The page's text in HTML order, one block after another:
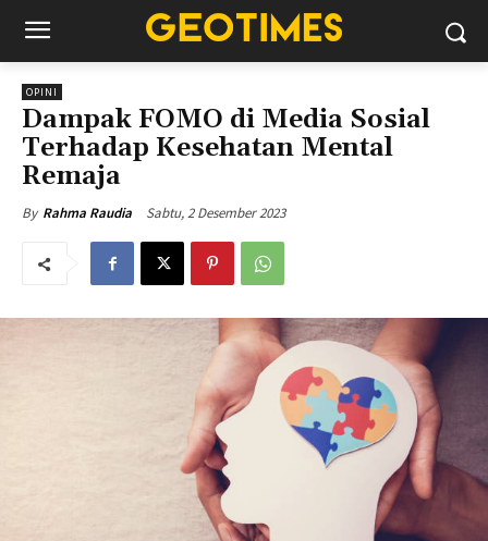
OPINI
Dampak FOMO di Media Sosial
Terhadap Kesehatan Mental
Remaja
By Rahma Raudia Sabtu, 2 Desember 2023